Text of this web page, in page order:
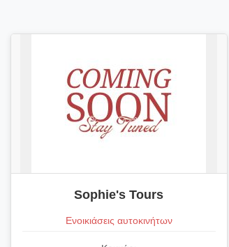
Sophie's Tours
Ενοικιάσεις αυτοκινήτων